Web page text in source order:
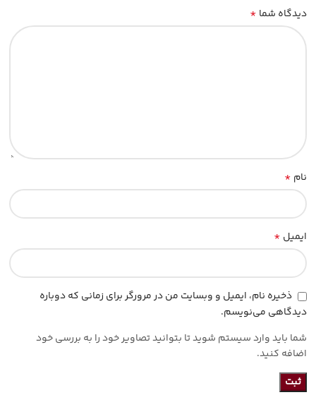
دیدگاه شما *
نام *
ایمیل *
ذخیره نام، ایمیل و وبسایت من در مرورگر برای زمانی که دوباره
دیدگاهی می‌نویسم.
شما باید وارد سیستم شوید تا بتوانید تصاویر خود را به بررسی خود
اضافه کنید.